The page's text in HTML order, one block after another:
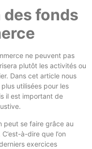
fonds
ne peuvent pas
plutôt les activités ou
Dans cet article nous
utilisées pour les
il est important de
se faire grâce au
à-dire que l’on
exercices